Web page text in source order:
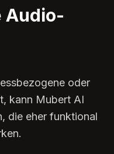
Audio-
oder
kann Mubert AI
die eher funktional